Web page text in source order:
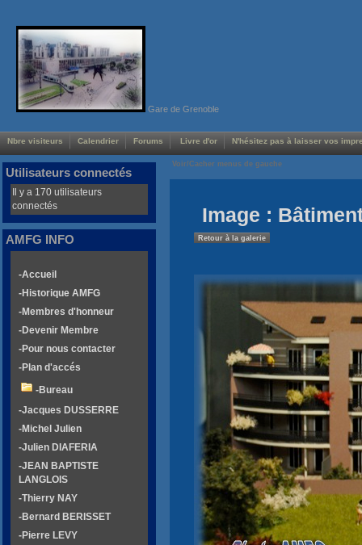
Gare de Grenoble
Nbre visiteurs Calendrier Forums Livre d'or N'hésitez pas à laisser vos
Voir/Cacher menus de gauche
Image :
Retour à la galerie
Utilisateurs connectés
Il y a 170 utilisateurs
connectés
AMFG INFO
-Accueil
-Historique AMFG
-Membres d'honneur
-Devenir Membre
-Pour nous contacter
-Plan d'accés
-Bureau
-Jacques DUSSERRE
-Michel Julien
-Julien DIAFERIA
-JEAN BAPTISTE
LANGLOIS
-Thierry NAY
-Bernard BERISSET
-Pierre LEVY